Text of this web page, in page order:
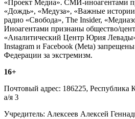
«Проект Медиа». СМИ-иноагентами
«Дождь», «Медуза», «Важные
радио «Свобода», The Insider,
Иноагентами признаны общество/
«Аналитический Центр Юрия
Instagram и Facebook (Metа)
Федерации за экстремизм.
16+
Почтовый адрес: 186225, Республика
а/я 3
Учредитель: Алексеев Алексей